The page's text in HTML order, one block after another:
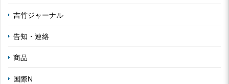
吉竹ジャーナル
告知・連絡
商品
国際N